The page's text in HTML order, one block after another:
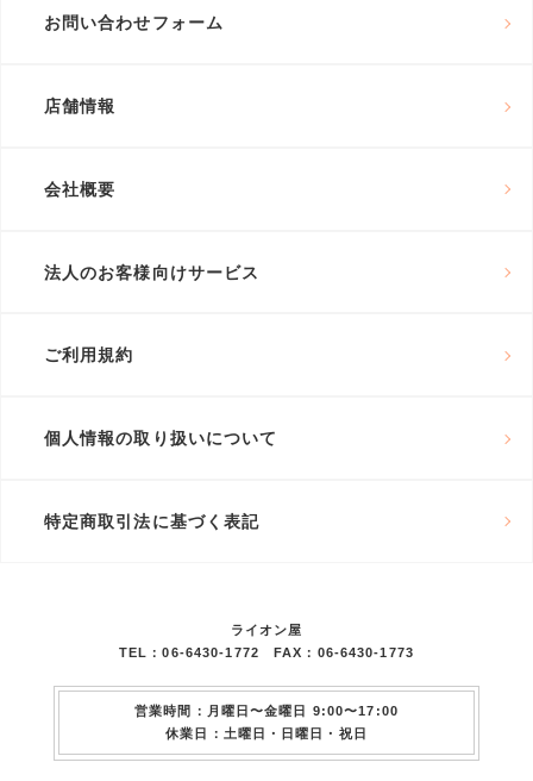
お問い合わせフォーム
店舗情報
会社概要
法人のお客様向けサービス
ご利用規約
個人情報の取り扱いについて
特定商取引法に基づく表記
ライオン屋
TEL：06-6430-1772 FAX：06-6430-1773
営業時間：月曜日〜金曜日 9:00〜17:00
休業日：土曜日・日曜日・祝日